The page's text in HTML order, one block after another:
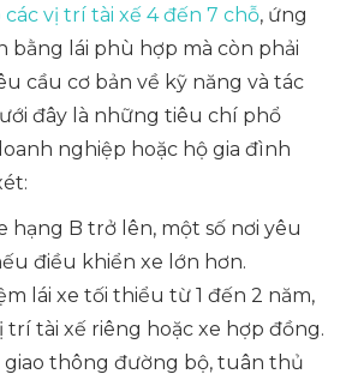
vị trí tài xế 4 đến 7 chỗ, ứng
bằng lái phù hợp mà còn phải
cầu cơ bản về kỹ năng và tác
đây là những tiêu chí phổ
nghiệp hoặc hộ gia đình
hạng B trở lên, một số nơi yêu
điều khiển xe lớn hơn.
lái xe tối thiểu từ 1 đến 2 năm,
trí tài xế riêng hoặc xe hợp đồng.
thông đường bộ, tuân thủ